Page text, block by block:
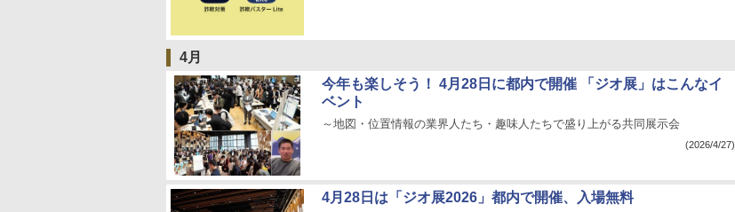
4月
今年も楽しそう！ 4月28日に都内で開催 「ジオ展」はこんなイ
ベント
～地図・位置情報の業界人たち・趣味人たちで盛り上がる共同展示会
(2026/4/27)
4月28日は「ジオ展2026」都内で開催、入場無料